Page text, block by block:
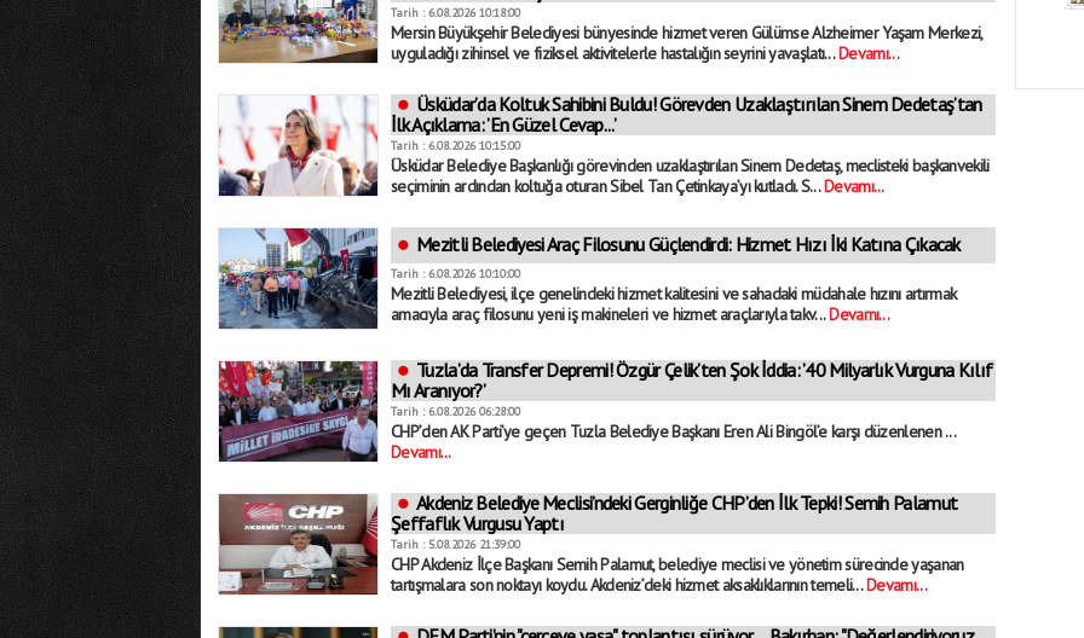
Tarih : 6.08.2026 10:18:00
Mersin Büyükşehir Belediyesi bünyesinde hizmet veren Gülümse Alzheimer Yaşam Merkezi,
uyguladığı zihinsel ve fiziksel aktivitelerle hastalığın seyrini yavaşlatı...Devamı...
Üsküdar’da Koltuk Sahibini Buldu! Görevden Uzaklaştırılan Sinem Dedetaş’tan
İlk Açıklama: ’En Güzel Cevap...’
Tarih : 6.08.2026 10:15:00
Üsküdar Belediye Başkanlığı görevinden uzaklaştırılan Sinem Dedetaş, meclisteki başkanvekili
seçiminin ardından koltuğa oturan Sibel Tan Çetinkaya’yı kutladı. S...Devamı...
Mezitli Belediyesi Araç Filosunu Güçlendirdi: Hizmet Hızı İki Katına Çıkacak
Tarih : 6.08.2026 10:10:00
Mezitli Belediyesi, ilçe genelindeki hizmet kalitesini ve sahadaki müdahale hızını artırmak
amacıyla araç filosunu yeni iş makineleri ve hizmet araçlarıyla takv...Devamı...
Tuzla’da Transfer Depremi! Özgür Çelik’ten Şok İddia: ’40 Milyarlık Vurguna Kılıf
Mı Aranıyor?’
Tarih : 6.08.2026 06:28:00
CHP’den AK Parti’ye geçen Tuzla Belediye Başkanı Eren Ali Bingöl’e karşı düzenlenen ...
Devamı...
Akdeniz Belediye Meclisi’ndeki Gerginliğe CHP’den İlk Tepki! Semih Palamut
Şeffaflık Vurgusu Yaptı
Tarih : 5.08.2026 21:39:00
CHP Akdeniz İlçe Başkanı Semih Palamut, belediye meclisi ve yönetim sürecinde yaşanan
tartışmalara son noktayı koydu. Akdeniz’deki hizmet aksaklıklarının temeli...Devamı...